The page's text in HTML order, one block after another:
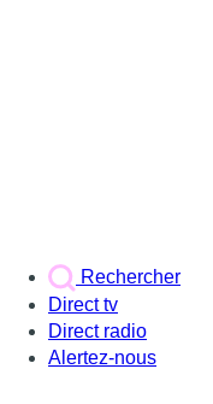
Rechercher
Direct tv
Direct radio
Alertez-nous